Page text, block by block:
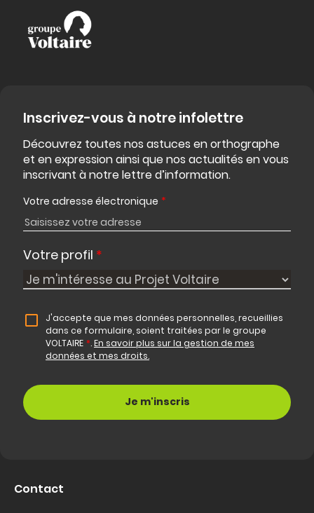
Inscrivez-vous à notre infolettre
Découvrez toutes nos astuces en orthographe
et en expression ainsi que nos actualités en vous
inscrivant à notre lettre d’information.
Votre adresse électronique *
Votre profil *
J'accepte que mes données personnelles, recueillies
dans ce formulaire, soient traitées par le groupe
VOLTAIRE *.En savoir plus sur la gestion de mes
données et mes droits.
Contact